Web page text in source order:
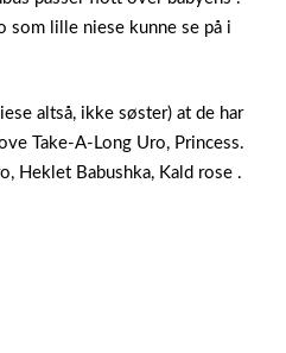
som lille niese kunne se på i
altså, ikke søster) at de har
Take-A-Long Uro, Princess.
Heklet Babushka, Kald rose .